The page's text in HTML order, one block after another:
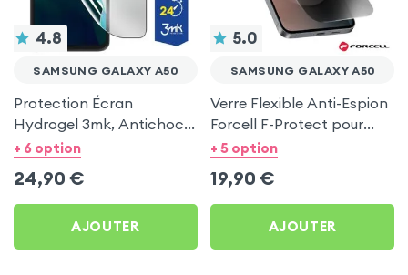
4.8
SAMSUNG GALAXY A50
Protection Écran
Hydrogel 3mk, Antichoc
et Anti Rayures pour
+ 6 option
24,90 €
AJOUTER
5.0
SAMSUNG GALAXY A50
Verre Flexible Anti-Espion
Forcell F-Protect pour
Samsung Galaxy A50
+ 5 option
19,90 €
AJOUTER